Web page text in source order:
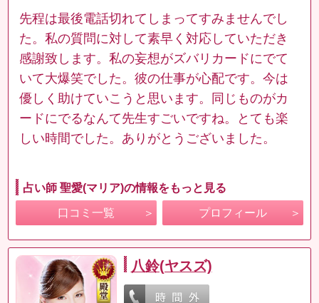
先程は最後電話切れてしまってすみませんでし
た。私の質問に対して素早く対応していただき
感謝致します。私の妄想がズバリカードにでて
いて大爆笑でした。彼の仕事が心配です。今は
優しく助けていこうと思います。同じものがカ
ードにでるなんて先生すごいですね。とても楽
しい時間でした。ありがとうございました。
占い師 聖愛(マリア)の情報をもっと見る
口コミ一覧 プロフィール
八鈴(ヤスズ)